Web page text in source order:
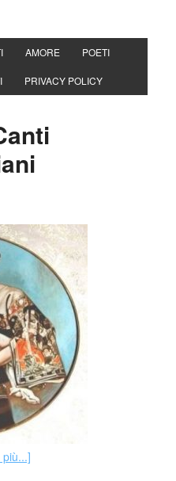
AMORE POETI
PRIVACY POLICY